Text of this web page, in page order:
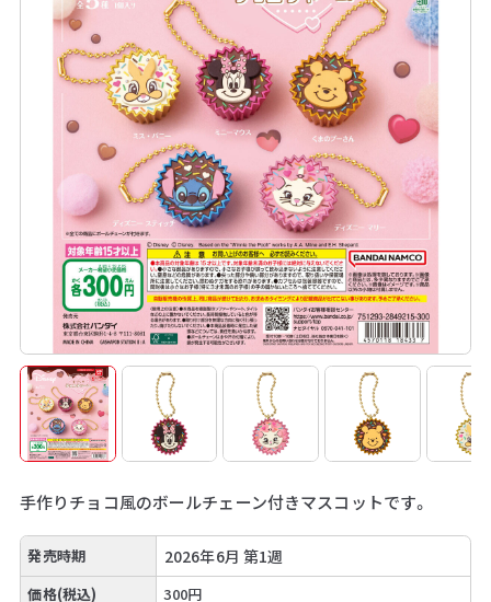
手作りチョコ風のボールチェーン付きマスコットです。
発売時期 2026年6月 第1週
価格(税込)
300円